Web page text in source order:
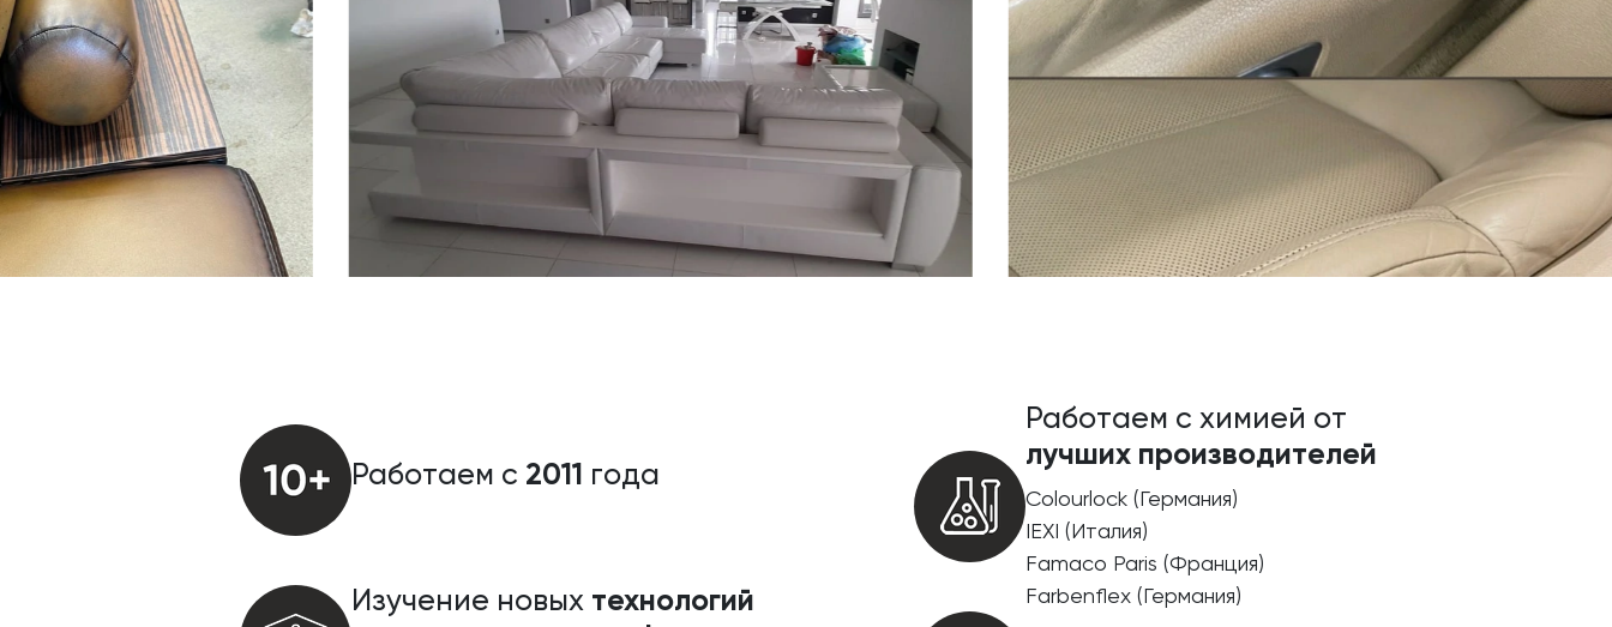
Работаем с 2011 года
Изучение новых технологий
Работаем с химией от
лучших производителей
Colourlock (Германия)
IEXI (Италия)
Famaco Paris (Франция)
Farbenflex (Германия)